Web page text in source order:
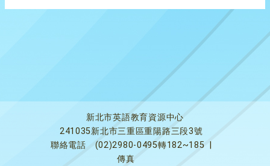
新北市英語教育資源中心
241035新北市三重區重陽路三段3號
聯絡電話
(02)2980-0495轉182~185
傳真